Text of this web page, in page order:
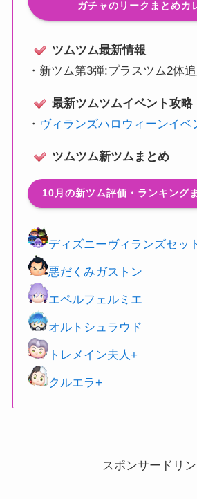
ガチャのリークまとめカ
ツムツム最新情報
・ 新ツム第3弾:プラスツム2体
最新ツムツムイベント攻略
・ ヴィランズハロウィーンイベ
ツムツム新ツムまとめ
10月の新ツム評価・ランキング
ディズニーヴィランズセッ
悪だくみガストン
エペルフェルミエ
オルトシュラウド
トレメイン夫人+
クルエラ+
スポンサードリン